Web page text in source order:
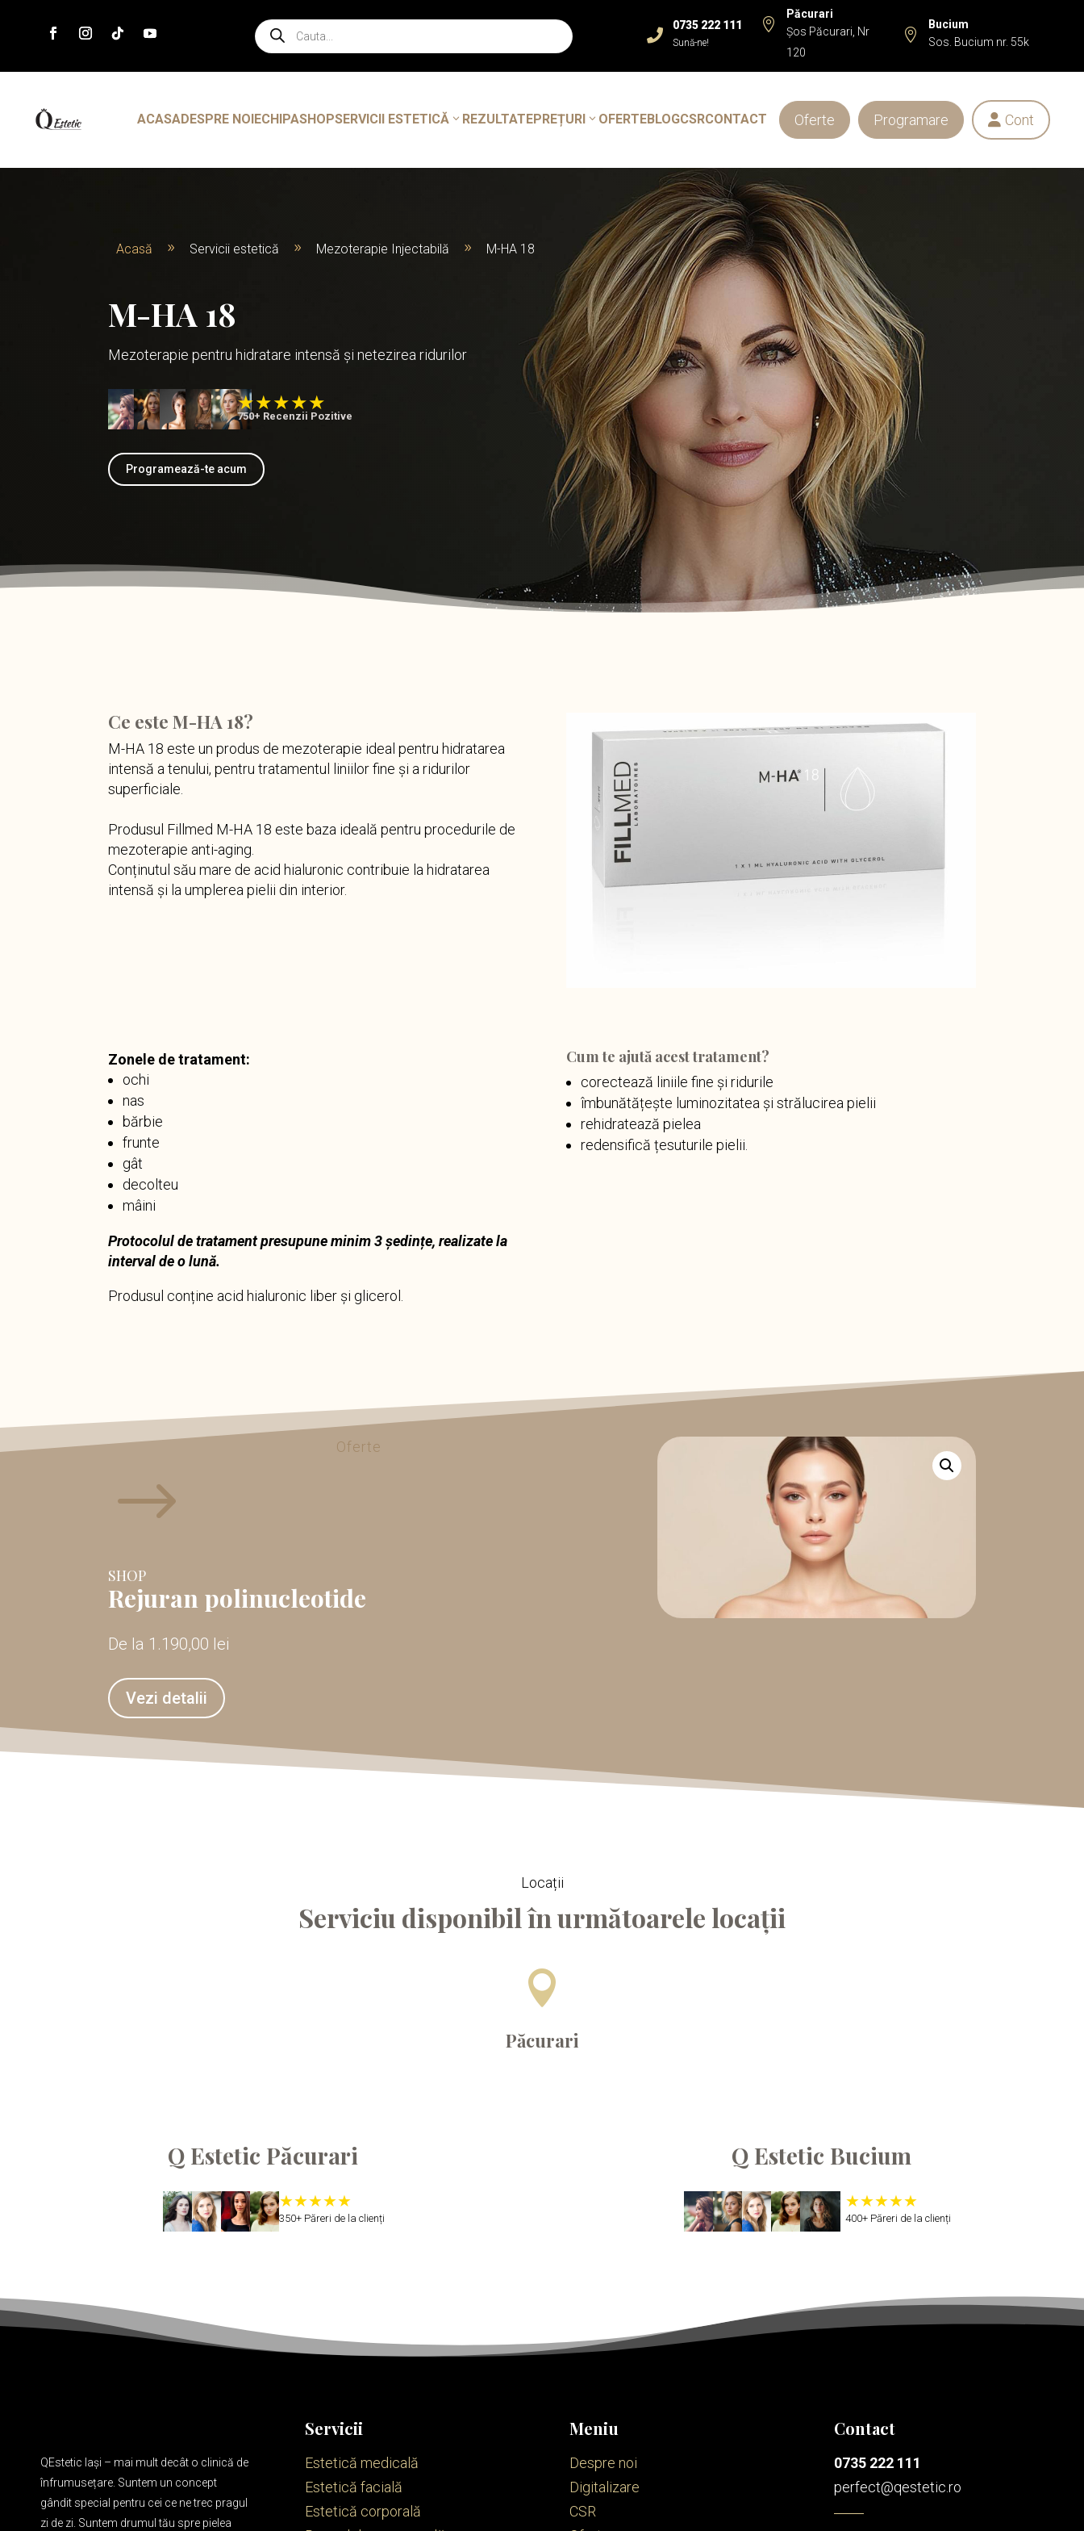
Products
search

0735 222 111
Sună-ne!

Păcurari
Șos Păcurari, Nr
120

Bucium
Sos. Bucium nr. 55k
ACASADESPRE NOI ECHIPASHOPSERVICII ESTETICĂ REZULTATEPREȚURI OFERTEBLOGCSRCONTACT Oferte Programare  Cont
Acasă 9 Servicii estetică 9 Mezoterapie Injectabilă 9 M-HA 18
M-HA 18
Mezoterapie pentru hidratare intensă și netezirea ridurilor
750+ Recenzii Pozitive
Programează-te acum
Ce este M-HA 18?
M-HA 18 este un produs de mezoterapie ideal pentru hidratarea
intensă a tenului, pentru tratamentul liniilor fine și a ridurilor
superficiale. ⁣
Produsul Fillmed M-HA 18 este baza ideală pentru procedurile de
mezoterapie anti-aging.⁣
Conținutul său mare de acid hialuronic contribuie la hidratarea
intensă și la umplerea pielii din interior.
Zonele de tratament:
ochi
nas
bărbie
frunte
gât
decolteu
mâini
Protocolul de tratament presupune minim 3 ședințe, realizate la
interval de o lună.
Produsul conține acid hialuronic liber și glicerol.
Cum te ajută acest tratament?
corectează liniile fine și ridurile
îmbunătățește luminozitatea și strălucirea pielii
rehidratează pielea
redensifică țesuturile pielii.
Oferte
$
SHOP
Rejuran polinucleotide
De la 1.190,00 lei
Vezi detalii
Locații
Serviciu disponibil în următoarele locații

Păcurari
Q Estetic Păcurari
350+ Păreri de la clienți
Q Estetic Bucium
400+ Păreri de la clienți
QEstetic Iași – mai mult decât o clinică de
înfrumusețare. Suntem un concept
gândit special pentru cei ce ne trec pragul
zi de zi. Suntem drumul tău spre pielea
Servicii
Estetică medicală
Estetică facială
Estetică corporală
Meniu
Despre noi
Digitalizare
CSR
Contact
0735 222 111
perfect@qestetic.ro